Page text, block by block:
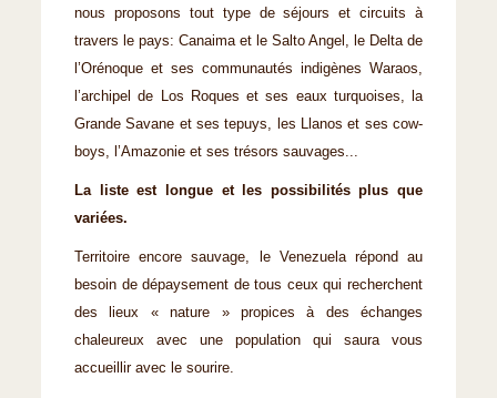
nous proposons tout type de séjours et circuits à
travers le pays: Canaima et le Salto Angel, le Delta de
l’Orénoque et ses communautés indigènes Waraos,
l’archipel de Los Roques et ses eaux turquoises, la
Grande Savane et ses tepuys, les Llanos et ses cow-
boys, l’Amazonie et ses trésors sauvages...
La liste est longue et les possibilités plus que
variées.
Territoire encore sauvage, le Venezuela répond au
besoin de dépaysement de tous ceux qui recherchent
des lieux « nature » propices à des échanges
chaleureux avec une population qui saura vous
accueillir avec le sourire.